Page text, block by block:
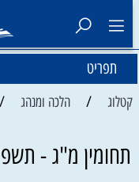
תפריט
קטלוג / הלכה ומנהג /
תחומין מ"ג -